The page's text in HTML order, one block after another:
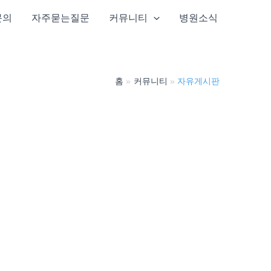
자주묻는질문 커뮤니티 병원소식
홈 커뮤니티 자유게시판